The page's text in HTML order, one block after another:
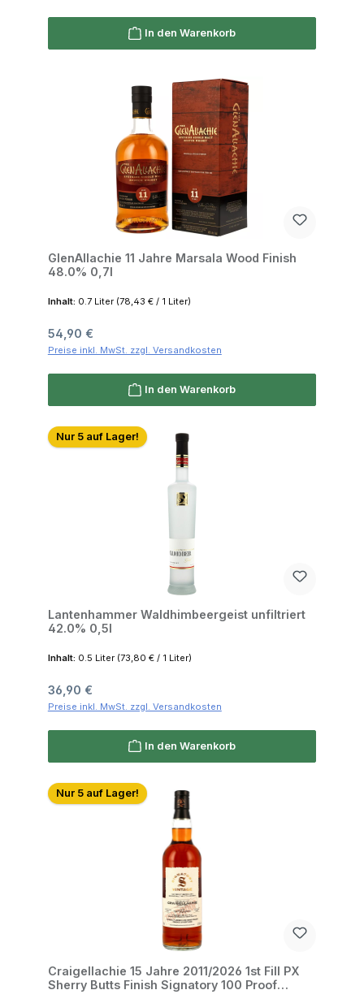
In den Warenkorb
GlenAllachie 11 Jahre Marsala Wood Finish
48.0% 0,7l
Inhalt: 0.7 Liter (78,43 € / 1 Liter)
Regulärer Preis:
54,90 €
Preise inkl. MwSt. zzgl. Versandkosten
In den Warenkorb
Nur 5 auf Lager!
Lantenhammer Waldhimbeergeist unfiltriert
42.0% 0,5l
Inhalt: 0.5 Liter (73,80 € / 1 Liter)
Regulärer Preis:
36,90 €
Preise inkl. MwSt. zzgl. Versandkosten
In den Warenkorb
Nur 5 auf Lager!
Craigellachie 15 Jahre 2011/2026 1st Fill PX
Sherry Butts Finish Signatory 100 Proof